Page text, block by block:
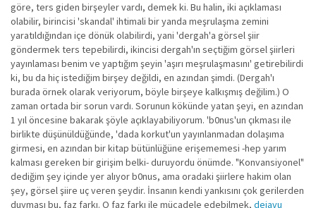
göre, ters giden birşeyler vardı, demek ki. Bu halin, iki açıklaması
olabilir, birincisi 'skandal' ihtimali bir yanda meşrulaşma zemini
yaratıldığından içe dönük olabilirdi, yani 'dergah'a görsel şiir
göndermek ters tepebilirdi, ikincisi dergah'ın seçtiğim görsel şiirleri
yayınlaması benim ve yaptığım şeyin 'aşırı meşrulaşmasını' getirebilirdi
ki, bu da hiç istediğim birşey değildi, en azından şimdi. (Dergah'ı
burada örnek olarak veriyorum, böyle birşeye kalkışmış değilim.) O
zaman ortada bir sorun vardı. Sorunun kökünde yatan şeyi, en azından
1 yıl öncesine bakarak şöyle açıklayabiliyorum. 'b0nus'un çıkması ile
birlikte düşünüldüğünde, 'dada korkut'un yayınlanmadan dolaşıma
girmesi, en azından bir kitap bütünlüğüne erişememesi -hep yarım
kalması gereken bir girişim belki- duruyordu önümde. "Konvansiyonel"
dediğim şey içinde yer alıyor b0nus, ama oradaki şiirlere hakim olan
şey, görsel şiire uç veren şeydir. İnsanın kendi yankısını çok gerilerden
duyması bu, faz farkı. O faz farkı ile mücadele edebilmek, dejavu